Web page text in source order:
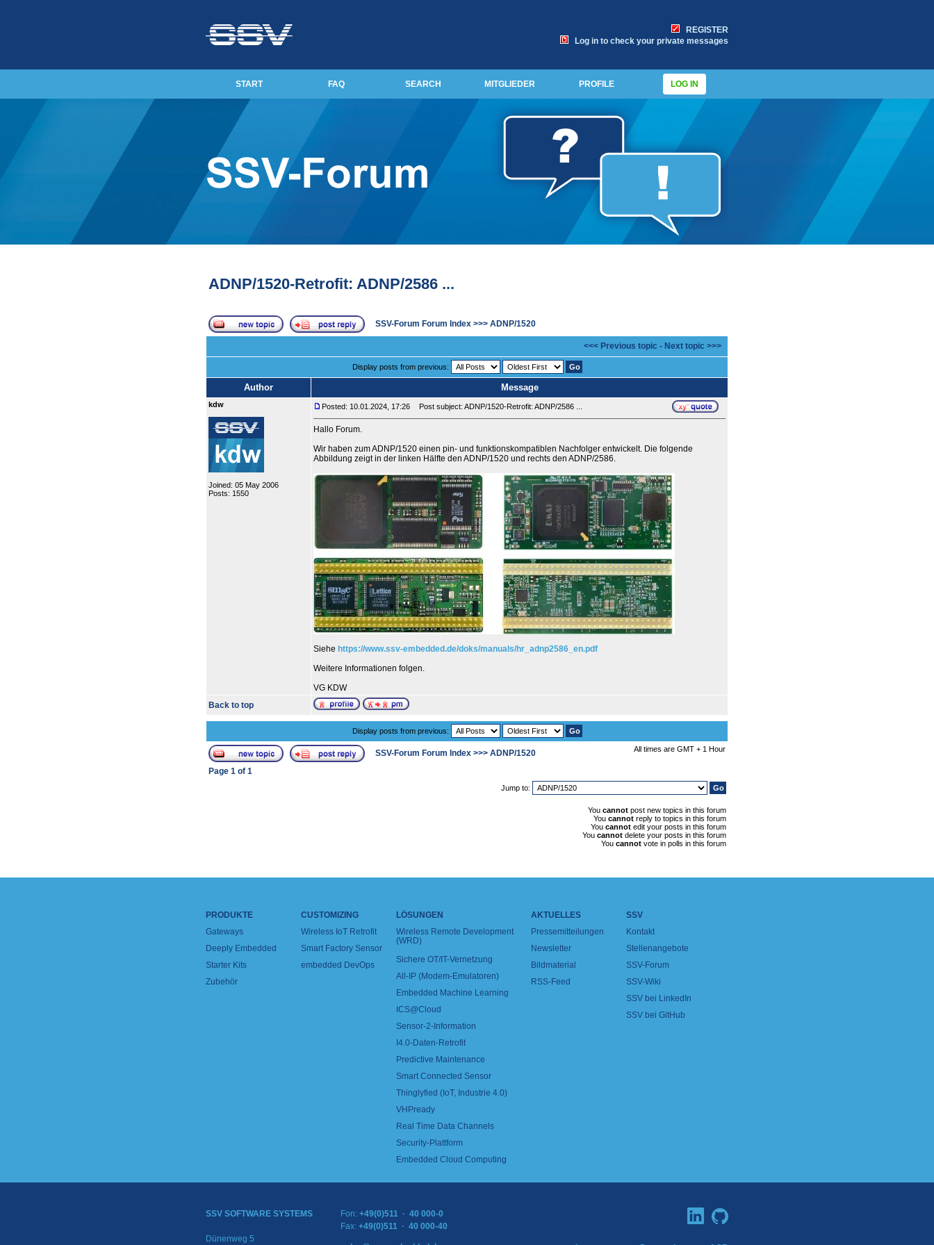
REGISTER
Log in to check your private messages
START FAQ SEARCH MITGLIEDER PROFILE LOG IN
ADNP/1520-Retrofit: ADNP/2586 ...
SSV-Forum Forum Index >>> ADNP/1520
<<< Previous topic - Next topic >>>
Display posts from previous:
Author Message
kdw
Joined: 05 May 2006
Posts: 1550
Posted: 10.01.2024, 17:26 Post subject: ADNP/1520-Retrofit: ADNP/2586 ...
Hallo Forum.
Wir haben zum ADNP/1520 einen pin- und funktionskompatiblen Nachfolger entwickelt. Die folgende
Abbildung zeigt in der linken Hälfte den ADNP/1520 und rechts den ADNP/2586.
Siehe https://www.ssv-embedded.de/doks/manuals/hr_adnp2586_en.pdf
Weitere Informationen folgen.
VG KDW
Back to top
Display posts from previous:
SSV-Forum Forum Index >>> ADNP/1520 All times are GMT + 1 Hour
Page 1 of 1
Jump to:
You cannot post new topics in this forum
You cannot reply to topics in this forum
You cannot edit your posts in this forum
You cannot delete your posts in this forum
You cannot vote in polls in this forum
PRODUKTE
Gateways
Deeply Embedded
Starter Kits
Zubehör
CUSTOMIZING
Wireless IoT Retrofit
Smart Factory Sensor
embedded DevOps
LÖSUNGEN
Wireless Remote Development
(WRD)
Sichere OT/IT-Vernetzung
All-IP (Modem-Emulatoren)
Embedded Machine Learning
ICS@Cloud
Sensor-2-Information
I4.0-Daten-Retrofit
Predictive Maintenance
Smart Connected Sensor
Thinglyfied (IoT, Industrie 4.0)
VHPready
Real Time Data Channels
Security-Plattform
Embedded Cloud Computing
AKTUELLES
Pressemitteilungen
Newsletter
Bildmaterial
RSS-Feed
SSV
Kontakt
Stellenangebote
SSV-Forum
SSV-Wiki
SSV bei LinkedIn
SSV bei GitHub
SSV SOFTWARE SYSTEMS
Dünenweg 5
Fon: +49(0)511 · 40 000-0
Fax: +49(0)511 · 40 000-40